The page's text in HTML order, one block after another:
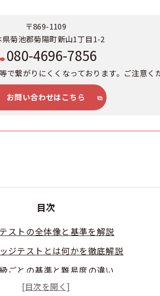
〒869-1109
県菊池郡菊陽町新山1丁目1-2
080-4696-7856
で繋がりにくくなっております。ご注意く
お問い合わせはこちら
目次
ストの全体像と基準を解説
ジテストとは何かを徹底解説
ごとの基準と難易度の違い
ジテストの合格点の目安と注意点